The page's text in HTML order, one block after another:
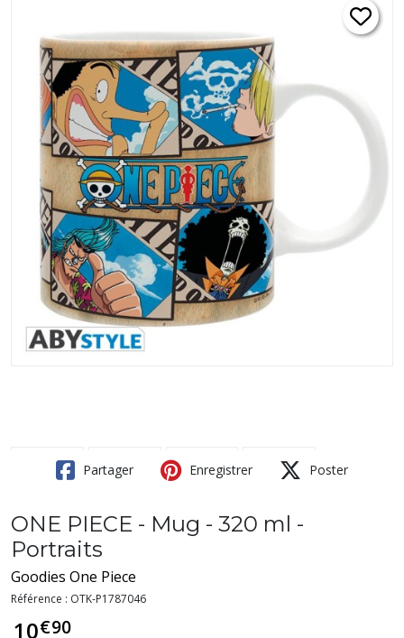
Partager Enregistrer Poster
ONE PIECE - Mug - 320 ml -
Portraits
Goodies One Piece
Référence : OTK-P1787046
10€90